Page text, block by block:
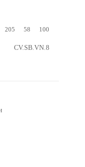
205 58 100
CV.SB.VN.8